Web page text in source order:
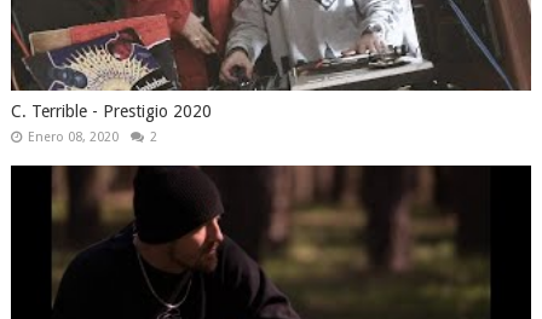
C. Terrible - Prestigio 2020
Enero 08, 2020 2